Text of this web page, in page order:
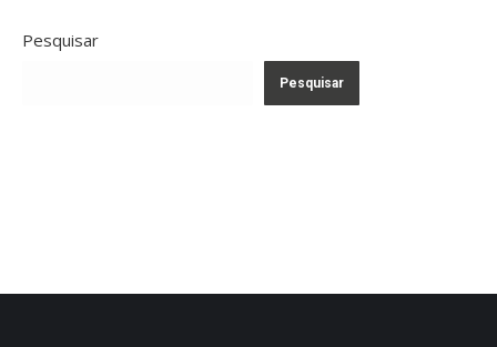
Pesquisar
Pesquisar